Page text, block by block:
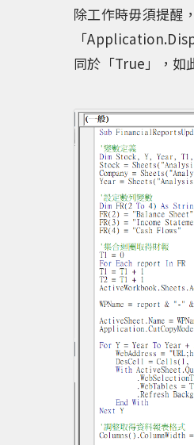
除工作時毋須提醒
「
同於「True」，如